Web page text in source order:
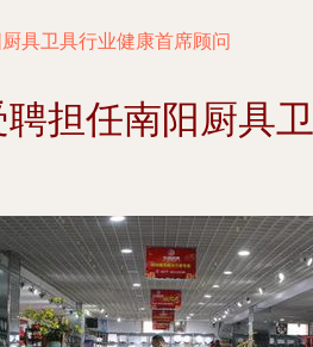
具卫具行业健康首席顾问
担任南阳厨具